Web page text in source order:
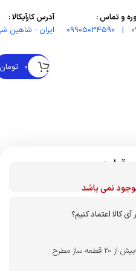
و تماس :
آدرس کارآیکالا :
ایران - شاهین
۰ تومان
قطعه :
نمی باشد
آی کالا اعتماد کنیم؟
بیش از 20 قطعه ساز مطرح